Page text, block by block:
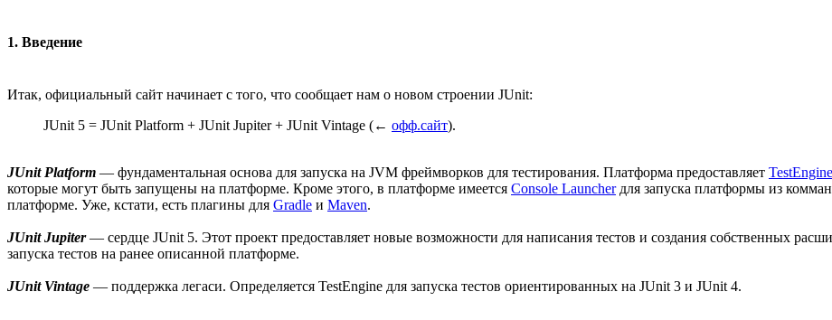
1. Введение
Итак, официальный сайт начинает с того, что сообщает нам о новом строении JUnit:
JUnit 5 = JUnit Platform + JUnit Jupiter + JUnit Vintage (← офф.сайт).
JUnit Platform — фундаментальная основа для запуска на JVM фреймворков для тестирования. Платформа предоставляет
которые могут быть запущены на платформе. Кроме этого, в платформе имеется Console Launcherдля запуска платформы из
платформе. Уже, кстати, есть плагины для Gradle и Maven.
JUnit Jupiter— сердце JUnit 5. Этот проект предоставляет новые возможности для написания тестов и создания собственных
запуска тестов на ранее описанной платформе.
JUnit Vintage — поддержка легаси. Определяется TestEngine для запуска тестов ориентированных на JUnit 3 и JUnit 4.